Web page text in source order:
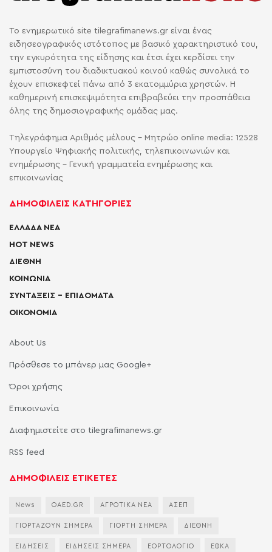
Το ενημερωτικό site tilegrafimanews.gr είναι ένας
ειδησεογραφικός ιστότοπος με βασικό χαρακτηριστικό του,
την εγκυρότητα της είδησης και έτσι έχει κερδίσει την
εμπιστοσύνη του διαδικτυακού κοινού καθώς συνολικά το
έχουν επισκεφτεί πάνω από 3 εκατομμύρια χρηστών. Η
καθημερινή επισκεψιμότητα επιβραβεύει την προσπάθεια
όλης της δημοσιογραφικής ομάδας μας.
Τηλεγράφημα Αριθμός μέλους - Μητρώο online media: 12528
Υπουργείο Ψηφιακής πολιτικής, τηλεπικοινωνιών και
ενημέρωσης - Γενική γραμματεία ενημέρωσης και
επικοινωνίας
ΔΗΜΟΦΙΛΕΙΣ ΚΑΤΗΓΟΡΙΕΣ
ΕΛΛΑΔΑ ΝΕΑ
HOT NEWS
ΔΙΕΘΝΗ
ΚΟΙΝΩΝΙΑ
ΣΥΝΤΑΞΕΙΣ – ΕΠΙΔΟΜΑΤΑ
ΟΙΚΟΝΟΜΙΑ
About Us
Πρόσθεσε το μπάνερ μας Google+
Όροι χρήσης
Επικοινωνία
Διαφημιστείτε στο tilegrafimanews.gr
RSS feed
ΔΗΜΟΦΙΛΕΙΣ ΕΤΙΚΕΤΕΣ
News OAED.GR ΑΓΡΟΤΙΚΑ ΝΕΑ ΑΣΕΠ
ΓΙΟΡΤΑΖΟΥΝ ΣΗΜΕΡΑ ΓΙΟΡΤΗ ΣΗΜΕΡΑ ΔΙΕΘΝΗ
ΕΙΔΗΣΕΙΣ ΕΙΔΗΣΕΙΣ ΣΗΜΕΡΑ ΕΟΡΤΟΛΟΓΙΟ ΕΦΚΑ